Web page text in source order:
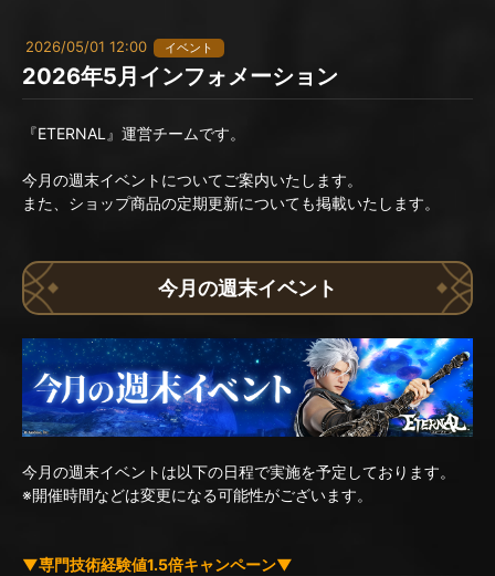
2026/05/01 12:00 イベント
2026年5月インフォメーション
『ETERNAL』運営チームです。
今月の週末イベントについてご案内いたします。
また、ショップ商品の定期更新についても掲載いたします。
今月の週末イベント
今月の週末イベントは以下の日程で実施を予定しております。
※開催時間などは変更になる可能性がございます。
▼専門技術経験値1.5倍キャンペーン▼